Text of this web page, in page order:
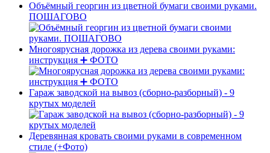
Объёмный георгин из цветной бумаги своими руками.
ПОШАГОВО
Многоярусная дорожка из дерева своими руками:
инструкция ➕ ФОТО
Гараж заводской на вывоз (сборно-разборный) - 9
крутых моделей
Деревянная кровать своими руками в современном
стиле (+Фото)